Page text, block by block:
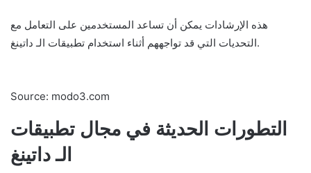
هذه الإرشادات يمكن أن تساعد المستخدمين على التعامل مع
التحديات التي قد تواجههم أثناء استخدام تطبيقات الـ داتينغ.
Source: modo3.com
التطورات الحديثة في مجال تطبيقات
الـ داتينغ